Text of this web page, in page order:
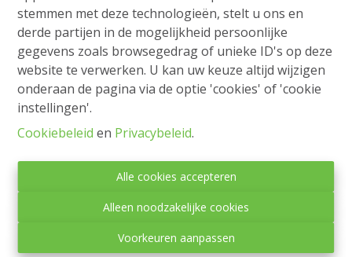
stemmen met deze technologieën, stelt u ons en
derde partijen in de mogelijkheid persoonlijke
gegevens zoals browsegedrag of unieke ID's op deze
website te verwerken. U kan uw keuze altijd wijzigen
onderaan de pagina via de optie 'cookies' of 'cookie
instellingen'.
Cookiebeleid en Privacybeleid.
Alle cookies accepteren
Alleen noodzakelijke cookies
Voorkeuren aanpassen
Toezichthoudende autoriteit:
Beroepsinstituut van Vastgoedmakelaars,
Luxemburgstraat 16 B te 1000 Brussel.